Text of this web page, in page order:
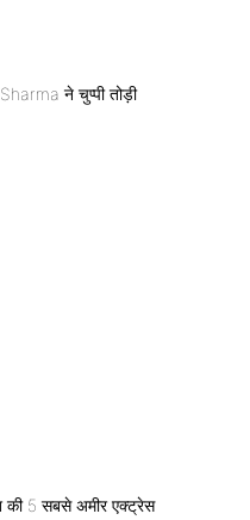
ने चुप्पी तोड़ी
5 सबसे अमीर एक्ट्रेस